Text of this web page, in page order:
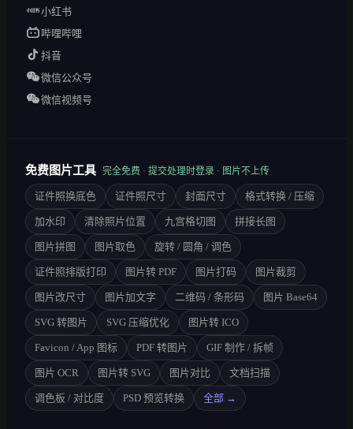
小红书
哔哩哔哩
抖音
微信公众号
微信视频号
免费图片工具 完全免费 · 提交处理时登录 · 图片不上传
证件照换底色 证件照尺寸 封面尺寸 格式转换 / 压缩
加水印 清除照片位置 九宫格切图 拼接长图
图片拼图 图片取色 旋转 / 圆角 / 调色
证件照排版打印 图片转 PDF 图片打码 图片裁剪
图片改尺寸 图片加文字 二维码 / 条形码 图片 Base64
SVG 转图片 SVG 压缩优化 图片转 ICO
Favicon / App 图标 PDF 转图片 GIF 制作 / 拆帧
图片 OCR 图片转 SVG 图片对比 文档扫描
调色板 / 对比度 PSD 预览转换 全部 →